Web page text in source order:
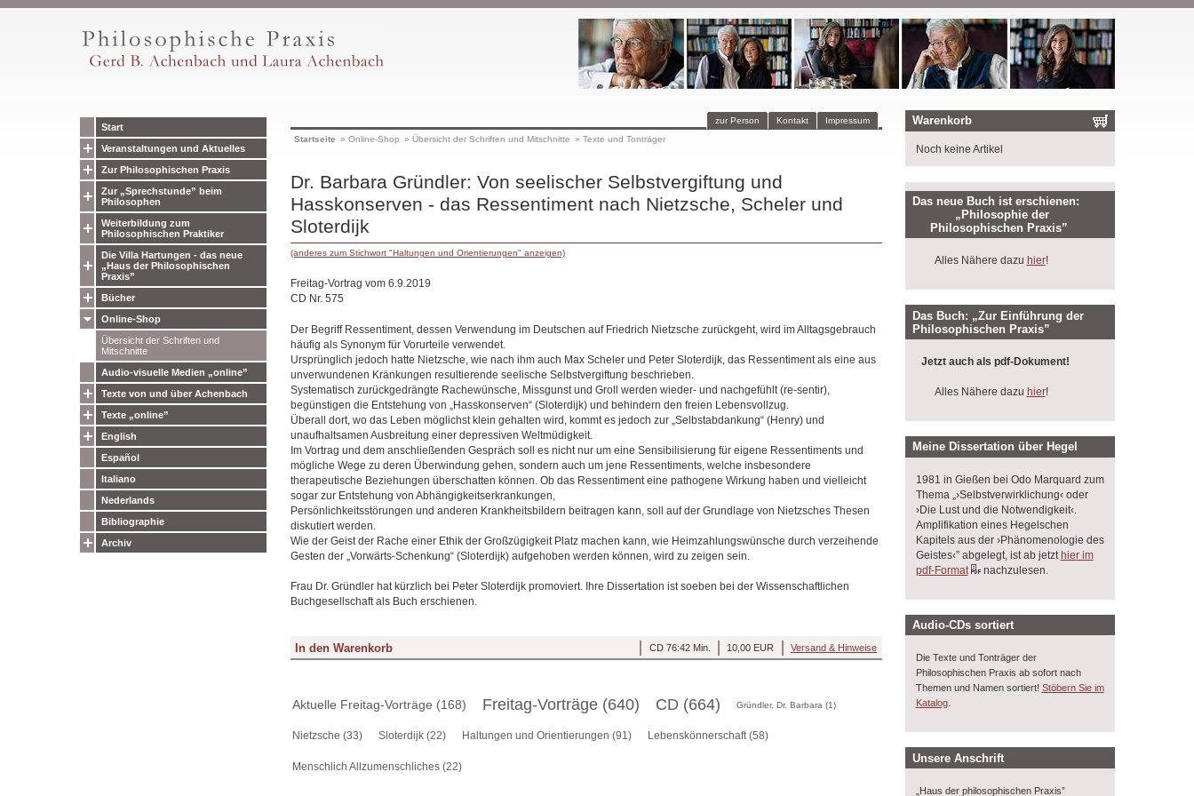
Start
Veranstaltungen und Aktuelles
Zur Philosophischen Praxis
Zur „Sprechstunde” beim
Philosophen
Weiterbildung zum
Philosophischen Praktiker
Die Villa Hartungen - das neue
„Haus der Philosophischen
Praxis”
Bücher
Online-Shop
Übersicht der Schriften und
Mitschnitte
Audio-visuelle Medien „online”
Texte von und über Achenbach
Texte „online”
English
Español
Italiano
Nederlands
Bibliographie
Archiv
Impressum
Kontakt
zur Person
Startseite » Online-Shop » Übersicht der Schriften und Mitschnitte » Texte und Tonträger
Dr. Barbara Gründler: Von seelischer Selbstvergiftung und
Hasskonserven - das Ressentiment nach Nietzsche, Scheler und
Sloterdijk
(anderes zum Stichwort "Haltungen und Orientierungen" anzeigen)
Freitag-Vortrag vom 6.9.2019
CD Nr. 575
Der Begriff Ressentiment, dessen Verwendung im Deutschen auf Friedrich Nietzsche zurückgeht, wird im Alltagsgebrauch
häufig als Synonym für Vorurteile verwendet.
Ursprünglich jedoch hatte Nietzsche, wie nach ihm auch Max Scheler und Peter Sloterdijk, das Ressentiment als eine aus
unverwundenen Kränkungen resultierende seelische Selbstvergiftung beschrieben.
Systematisch zurückgedrängte Rachewünsche, Missgunst und Groll werden wieder- und nachgefühlt (re-sentir),
begünstigen die Entstehung von „Hasskonserven“ (Sloterdijk) und behindern den freien Lebensvollzug.
Überall dort, wo das Leben möglichst klein gehalten wird, kommt es jedoch zur „Selbstabdankung“ (Henry) und
unaufhaltsamen Ausbreitung einer depressiven Weltmüdigkeit.
Im Vortrag und dem anschließenden Gespräch soll es nicht nur um eine Sensibilisierung für eigene Ressentiments und
mögliche Wege zu deren Überwindung gehen, sondern auch um jene Ressentiments, welche insbesondere
therapeutische Beziehungen überschatten können. Ob das Ressentiment eine pathogene Wirkung haben und vielleicht
sogar zur Entstehung von Abhängigkeitserkrankungen,
Persönlichkeitsstörungen und anderen Krankheitsbildern beitragen kann, soll auf der Grundlage von Nietzsches Thesen
diskutiert werden.
Wie der Geist der Rache einer Ethik der Großzügigkeit Platz machen kann, wie Heimzahlungswünsche durch verzeihende
Gesten der „Vorwärts-Schenkung“ (Sloterdijk) aufgehoben werden können, wird zu zeigen sein.
Frau Dr. Gründler hat kürzlich bei Peter Sloterdijk promoviert. Ihre Dissertation ist soeben bei der Wissenschaftlichen
Buchgesellschaft als Buch erschienen.
Versand & Hinweise
10,00 EUR
CD 76:42 Min.
Aktuelle Freitag-Vorträge (168) Freitag-Vorträge (640) CD (664) Gründler, Dr. Barbara (1)
Nietzsche (33) Sloterdijk (22) Haltungen und Orientierungen (91) Lebenskönnerschaft (58)
Menschlich Allzumenschliches (22)
Warenkorb
Noch keine Artikel
Das neue Buch ist erschienen:
„Philosophie der
Philosophischen Praxis”
Alles Nähere dazu hier!
Das Buch: „Zur Einführung der
Philosophischen Praxis”
Jetzt auch als pdf-Dokument!
Alles Nähere dazu hier!
Meine Dissertation über Hegel
1981 in Gießen bei Odo Marquard zum
Thema „›Selbstverwirklichung‹ oder
›Die Lust und die Notwendigkeit‹.
Amplifikation eines Hegelschen
Kapitels aus der ›Phänomenologie des
Geistes‹” abgelegt, ist ab jetzt hier im
pdf-Format
nachzulesen.
Audio-CDs sortiert
Die Texte und Tonträger der
Philosophischen Praxis ab sofort nach
Themen und Namen sortiert! Stöbern Sie im
Katalog.
Unsere Anschrift
„Haus der philosophischen Praxis”